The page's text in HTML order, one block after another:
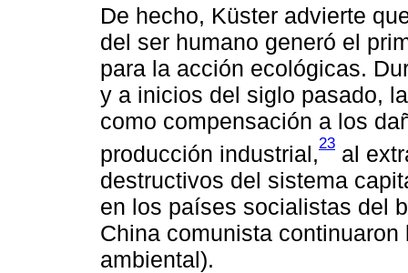
De hecho, Küster advierte
del ser humano generó el
para la acción ecológicas.
y a inicios del siglo pasado,
como compensación a los
producción industrial,23 al
destructivos del sistema
en los países socialistas del
China comunista
ambiental).